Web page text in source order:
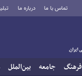
تماس با ما درباره ما
فرهنگ جامعه بین‌الملل